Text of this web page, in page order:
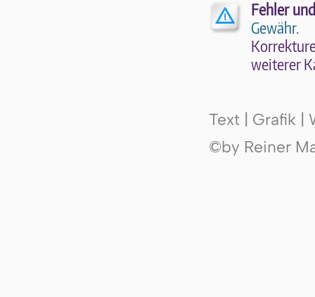
Fehler
Gewähr.
wei­te­rer
Text | Grafik |
©by Reiner